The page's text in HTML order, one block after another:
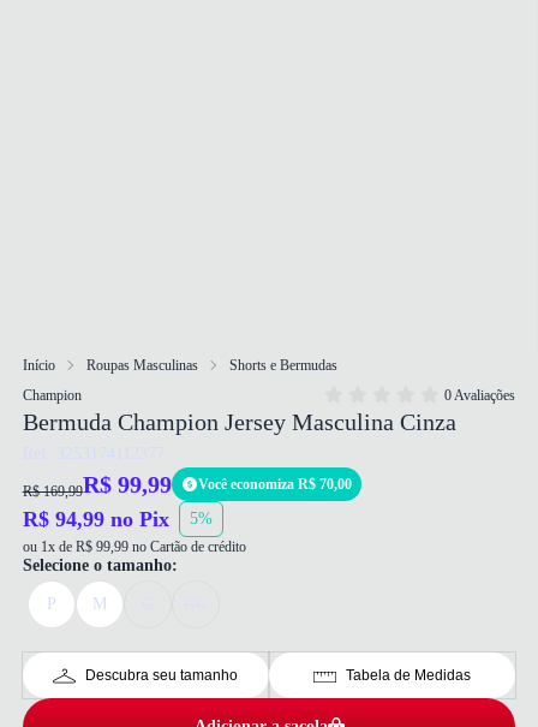
Início Roupas Masculinas
Shorts e Bermudas
Champion
0 Avaliações
Bermuda Champion Jersey Masculina Cinza
Ref: 3253174112377
R$ 169,99R$ 99,99 Você economiza R$ 70,00
R$ 94,99 no Pix 5%
ou 1x de R$ 99,99 no Cartão de crédito
Selecione o tamanho:
P M
Descubra seu tamanho Tabela de Medidas